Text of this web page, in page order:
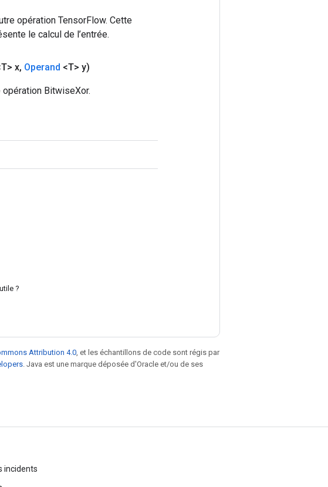
opération TensorFlow. Cette
le calcul de l’entrée.
x, Operand <T> y)
BitwiseXor.
?
Attribution 4.0 , et les échantillons de code sont régis par
. Java est une marque déposée d'Oracle et/ou de ses
incidents